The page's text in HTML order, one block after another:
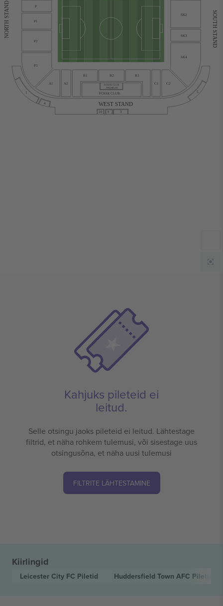
FOSSE CLUB
FOSSE CLUB
PREMIUM
A1 A2
B1 B2 B3
C1 C2
1
3
4
5
9
10
WEST STAND
SK2
SK3
SK4
P
P1
P2
P3
SOUTH STAND
NORTH STAND
Kahjuks pileteid ei
leitud.
Selle otsingu jaoks pileteid ei leitud. Lähtestage
filtrid, et näha rohkem tulemusi, või sisestage uus
otsingusõna, et näha uusi tulemusi
FILTRITE LÄHTESTAMINE
Kiirlingid
Leicester City FC Piletid Huddersfield Town AFC Piletid